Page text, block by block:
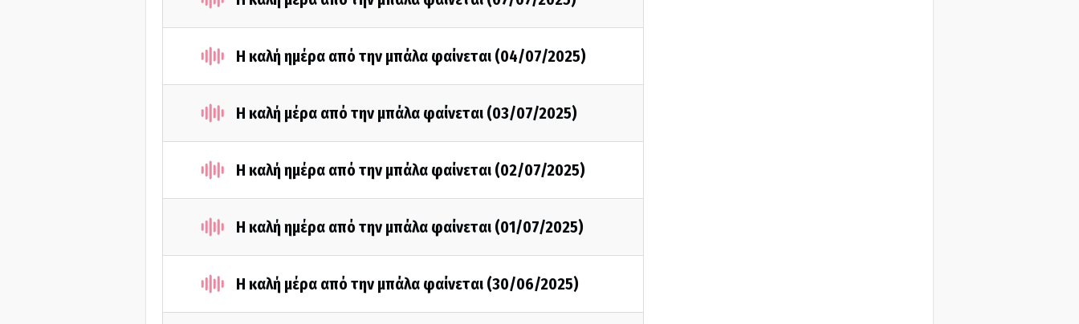
Η καλή ημέρα από την μπάλα φαίνεται (04/07/2025)
Η καλή μέρα από την μπάλα φαίνεται (03/07/2025)
Η καλή ημέρα από την μπάλα φαίνεται (02/07/2025)
Η καλή ημέρα από την μπάλα φαίνεται (01/07/2025)
Η καλή μέρα από την μπάλα φαίνεται (30/06/2025)